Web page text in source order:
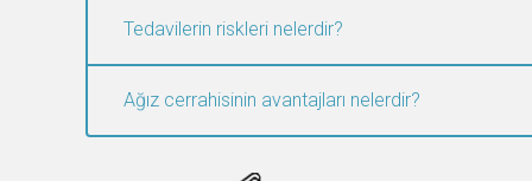
Tedavilerin riskleri nelerdir?
dışlanamazlar. Kanama, şişme ve morarma en
sinirler, yakındaki dişler, kaslar ve kemikler
Ağız cerrahisinin avantajları nelerdir?
Ağız cerrahisinin hasta için birçok avantajı